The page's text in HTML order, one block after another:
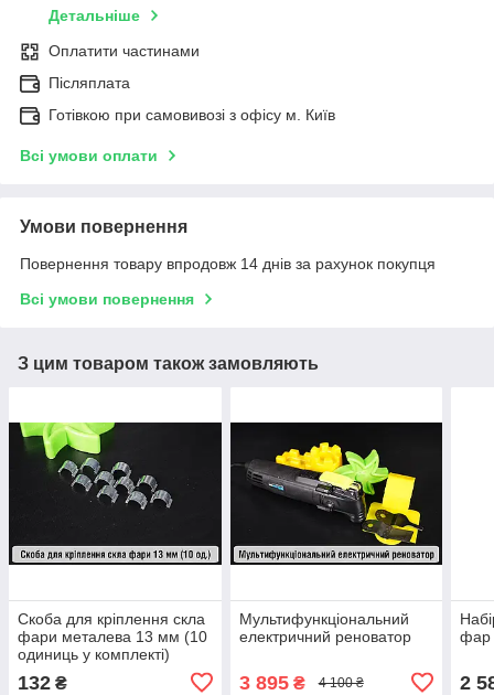
Детальніше
Оплатити частинами
Післяплата
Готівкою при самовивозі з офісу м. Київ
Всі умови оплати
Умови повернення
Повернення товару впродовж 14 днів за рахунок покупця
Всі умови повернення
З цим товаром також замовляють
Скоба для кріплення скла
фари металева 13 мм (10
одиниць у комплекті)
132 ₴
Мультифункціональний
електричний реноватор
3 895₴ 4 100 ₴
фар
2